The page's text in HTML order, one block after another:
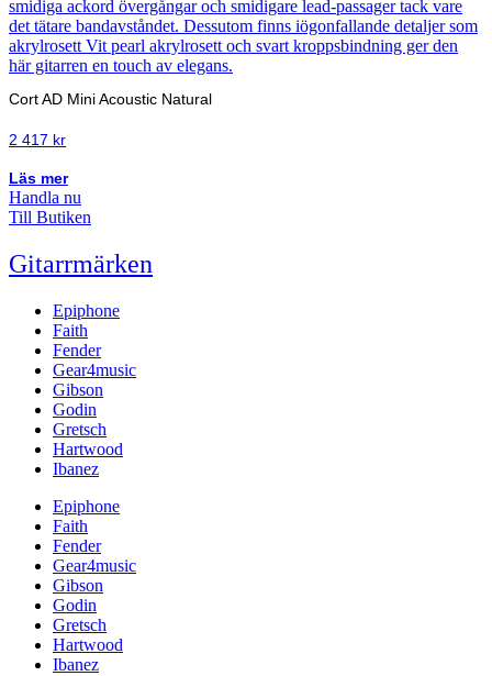
Cort AD Mini Acoustic Natural
2 417 kr
Läs mer
Handla nu
Till Butiken
Gitarrmärken
Epiphone
Faith
Fender
Gear4music
Gibson
Godin
Gretsch
Hartwood
Ibanez
Epiphone
Faith
Fender
Gear4music
Gibson
Godin
Gretsch
Hartwood
Ibanez